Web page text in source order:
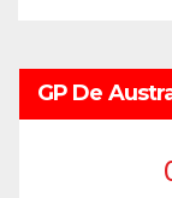
GP De